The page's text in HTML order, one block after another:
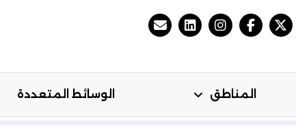
المناطق الوسائط المتعددة المناطق الوسائط المتعددة